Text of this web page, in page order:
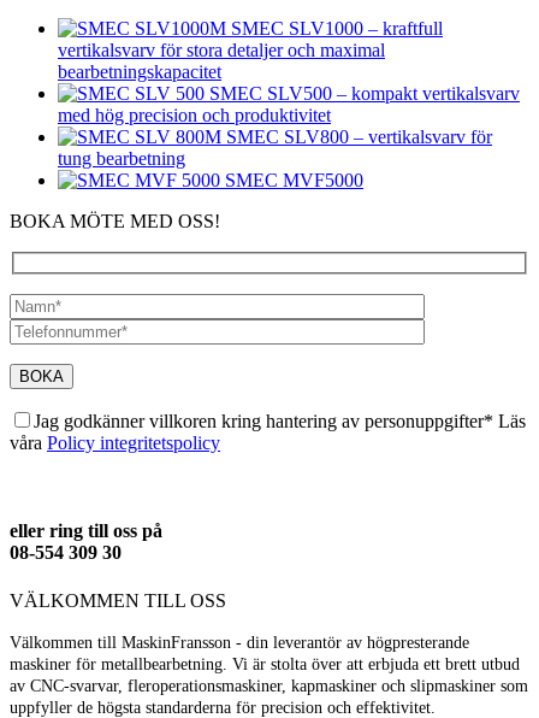
SMEC SLV1000 – kraftfull
vertikalsvarv för stora detaljer och maximal
bearbetningskapacitet
SMEC SLV500 – kompakt vertikalsvarv
med hög precision och produktivitet
SMEC SLV800 – vertikalsvarv för
tung bearbetning
SMEC MVF5000
BOKA MÖTE MED OSS!
Jag godkänner villkoren kring hantering av personuppgifter* Läs
våra Policy integritetspolicy
eller ring till oss på
08-554 309 30
VÄLKOMMEN TILL OSS
Välkommen till MaskinFransson - din leverantör av högpresterande
maskiner för metallbearbetning. Vi är stolta över att erbjuda ett brett utbud
av CNC-svarvar, fleroperationsmaskiner, kapmaskiner och slipmaskiner som
uppfyller de högsta standarderna för precision och effektivitet.